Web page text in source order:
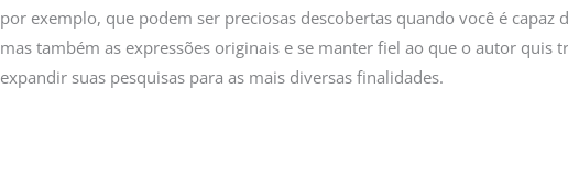
por exemplo, que podem ser preciosas descobertas quando você é capaz
mas também as expressões originais e se manter fiel ao que o autor quis
expandir suas pesquisas para as mais diversas finalidades.